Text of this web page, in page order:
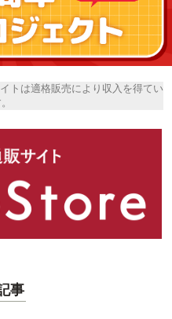
トは適格販売により収入を得てい
事